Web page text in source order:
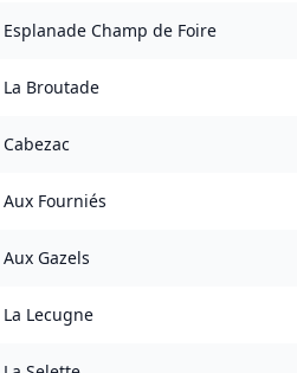
Esplanade Champ de Foire
La Broutade
Cabezac
Aux Fourniés
Aux Gazels
La Lecugne